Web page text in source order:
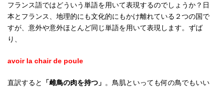
フランス語ではどういう単語を用いて表現するのでしょうか？日
本とフランス、地理的にも文化的にもかけ離れている２つの国で
すが、意外や意外ほとんど同じ単語を用いて表現します。ずば
り、
avoir la chair de poule
直訳すると 「雌鳥の肉を持つ」 。鳥肌といっても何の鳥でもいい